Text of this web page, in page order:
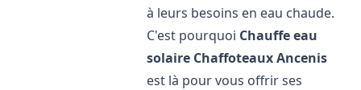
à leurs besoins en eau chaude.
C'est pourquoi Chauffe eau
solaire ChaffoteauxAncenis
est là pour vous offrir ses